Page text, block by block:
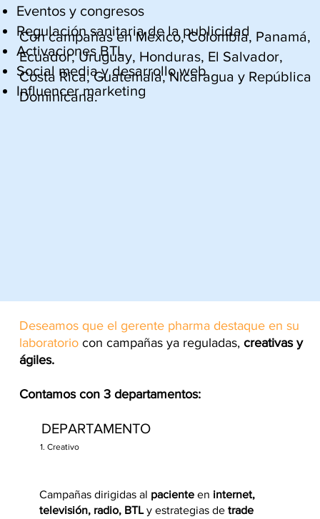
Eventos y congresos
Regulación sanitaria de la publicidad
Activaciones BTL
Social media y desarrollo web
Influencer marketing
Con campañas en México, Colombia, Panamá,
Ecuador, Uruguay, Honduras, El Salvador,
Costa Rica, Guatemala, Nicaragua y República
Dominicana.
Deseamos que el gerente pharma destaque en su
laboratorio con campañas yareguladas, creativas y
ágiles.
Contamos con 3 departamentos:
1. Creativo
Campañas dirigidas al paciente en internet,
televisión, radio, BTLy estrategias detrade
DEPARTAMENTO